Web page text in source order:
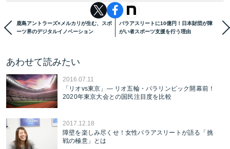
鹿島アントラーズ×メルカリが生む、スポ
ーツ界のデジタルイノベーション
パラアスリートに10億円！日本財団が障
がい者スポーツ支援を行う理由
あわせて読みたい
2016.07.11
「リオvs東京」— リオ五輪・パラリンピック開幕前！
2020年東京大会との国民注目度を比較
2017.12.18
障壁を楽しみ尽くせ！女性パラアスリートが語る「挑
戦の極意」とは